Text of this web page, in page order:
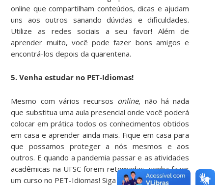
online que compartilham conteúdos, dicas e ajudam
uns aos outros sanando dúvidas e dificuldades.
Utilize as redes sociais a seu favor! Além de
aprender muito, você pode fazer bons amigos e
encontrá-los depois da quarentena.
5. Venha estudar no PET-Idiomas!
Mesmo com vários recursos online, não há nada
que substitua uma aula presencial onde você poderá
colocar em prática todos os conhecimentos obtidos
em casa e aprender ainda mais. Fique em casa para
que possamos proteger a nós mesmos e aos
outros. E quando a pandemia passar e as atividades
acadêmicas na UFSC forem retomadas, venha fazer
um curso no PET-Idiomas! Siga nossas redes sociais